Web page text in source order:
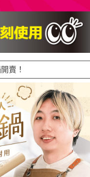
賣！